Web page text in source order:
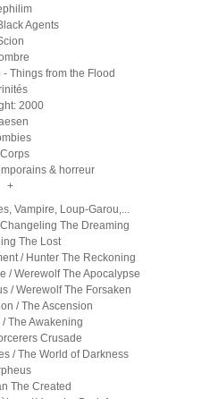
Agents
Things from the Flood
2000
& horreur
+
Vampire, Loup-Garou,...
The Dreaming
The Lost
/ Hunter The Reckoning
/ Werewolf The Apocalypse
/ Werewolf The Forsaken
/ The Ascension
The Awakening
Crusade
/ The World of Darkness
The Created